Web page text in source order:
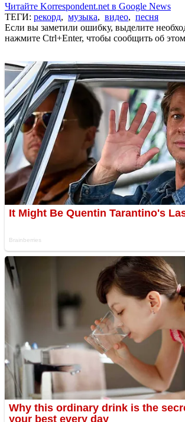
Читайте Korrespondent.net в Google News
ТЕГИ: рекорд, музыка, видео, песня
Если вы заметили ошибку, выделите
нажмите Ctrl+Enter, чтобы сообщить об